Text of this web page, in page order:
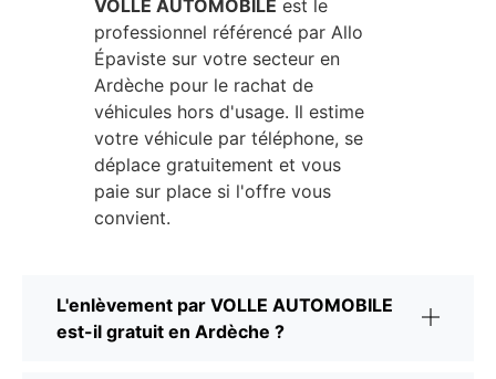
VOLLE AUTOMOBILE est le
professionnel référencé par Allo
Épaviste sur votre secteur en
Ardèche pour le rachat de
véhicules hors d'usage. Il estime
votre véhicule par téléphone, se
déplace gratuitement et vous
paie sur place si l'offre vous
convient.
L'enlèvement par VOLLE AUTOMOBILE
est-il gratuit en Ardèche ?